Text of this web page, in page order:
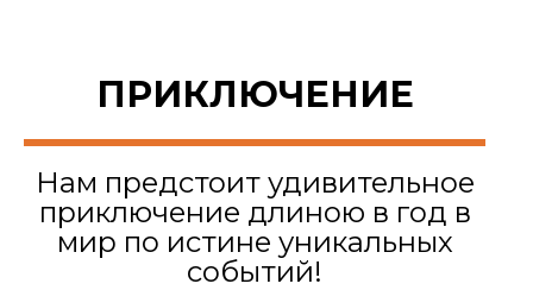
ПРИКЛЮЧЕНИЕ
Нам предстоит удивительное
приключение длиною в год в
мир по истине уникальных
событий!